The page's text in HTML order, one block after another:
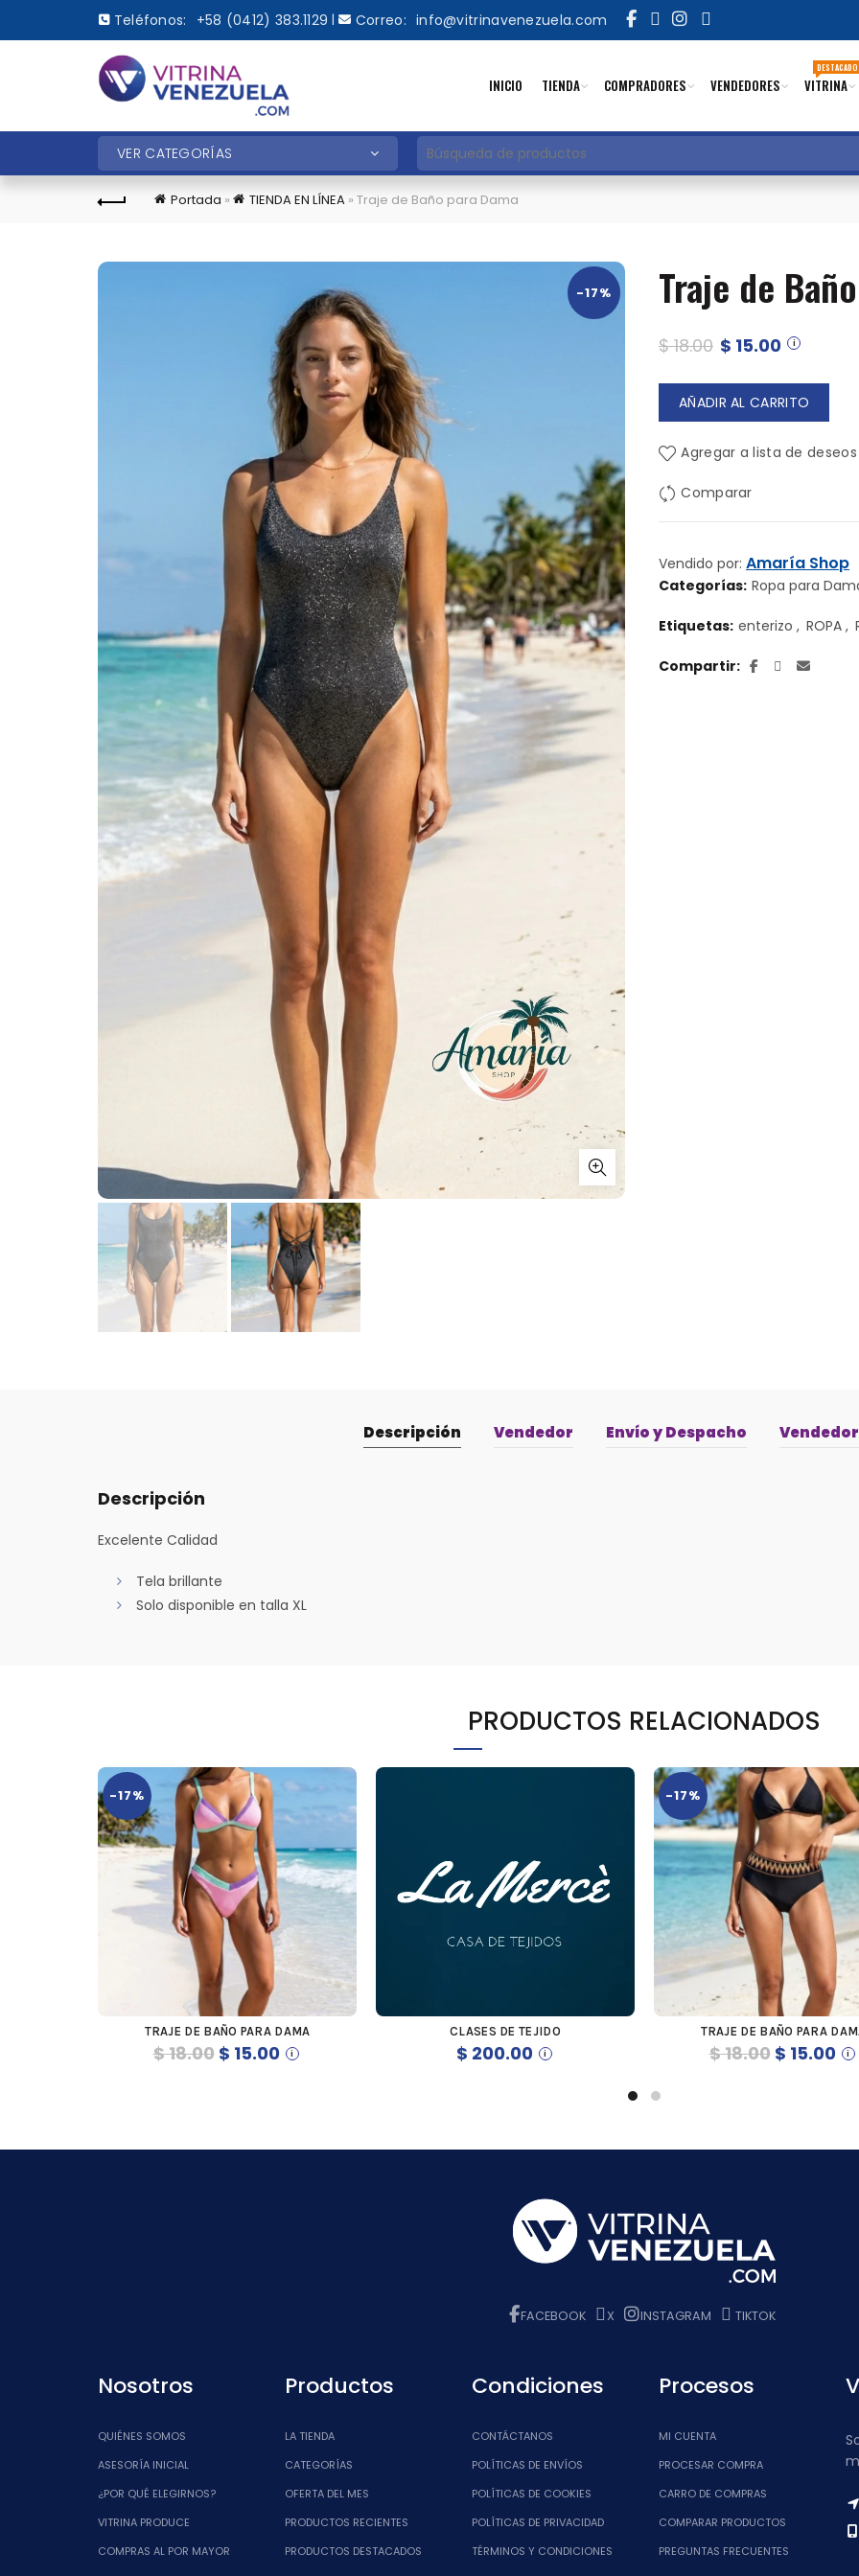
Teléfonos: +58 (0412) 383.1129 | Correo: info@vitrinavenezuela.com
INICIO TIENDA COMPRADORES VENDEDORES VITRINA
DESTACADO
VER CATEGORÍAS Buscar
Portada » TIENDA EN LÍNEA » Traje de Baño para Dama
-17% Traje de
$18.00 El
precio
original
era:
$ 18.00.
$ 15.00El
precio
actual
es:
AÑADIR AL CARRITO
Agregar a lista de deseos
Comparar
Vendido por: Amaría Shop
Categorías: Ropa para
Etiquetas: enterizo , ROPA ,
Compartir
Descripción Vendedor Envío y Despacho
Descripción
Excelente Calidad
Tela brillante
Solo disponible en talla XL
PRODUCTOS RELACIONADOS
-17%
COMPRAR
TRAJE DE BAÑO PARA DAMA
$18.00 El
$ 18.00.
$ 15.00El
$ 15.00.
COMPRAR
CLASES DE TEJIDO
$ 200.00
-17%
COMPRAR
TRAJE DE BAÑO PARA
$18.00 El
$ 18.00.
$ 15.00El
$
FACEBOOK X INSTAGRAM TIKTOK
Nosotros
QUIÉNES SOMOS
ASESORÍA INICIAL
¿POR QUÉ ELEGIRNOS?
VITRINA PRODUCE
COMPRAS AL POR MAYOR
Productos
LA TIENDA
CATEGORÍAS
OFERTA DEL MES
PRODUCTOS RECIENTES
PRODUCTOS DESTACADOS
Condiciones
CONTÁCTANOS
POLÍTICAS DE ENVÍOS
POLÍTICAS DE COOKIES
POLÍTICAS DE PRIVACIDAD
TÉRMINOS Y CONDICIONES
Procesos
MI CUENTA
PROCESAR COMPRA
CARRO DE COMPRAS
COMPARAR PRODUCTOS
PREGUNTAS FRECUENTES